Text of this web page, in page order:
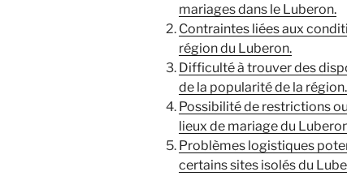
mariages dans le Luberon.
Contraintes liées aux
région du Luberon.
Difficulté à trouver des
de la popularité de la région.
Possibilité de restrictions
lieux de mariage du
Problèmes logistiques
certains sites isolés du